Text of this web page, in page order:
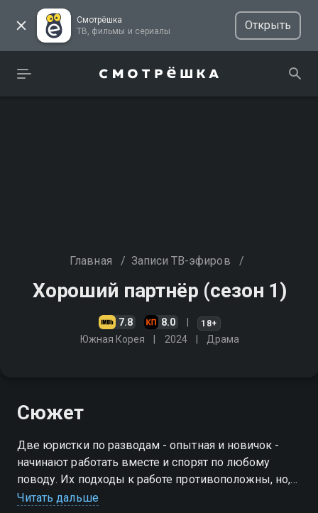
Смотрёшка
ТВ, фильмы и сериалы
Открыть
Главная / Записи ТВ-эфиров /
Хороший партнёр (сезон 1)
7.8 8.0 18+
Южная Корея 2024 Драма
Сюжет
Две юристки по разводам - опытная и новичок -
начинают работать вместе и спорят по любому
поводу. Их подходы к работе противоположны, но,
сталкиваясь с трудными делами, они понимают, что
Читать дальше